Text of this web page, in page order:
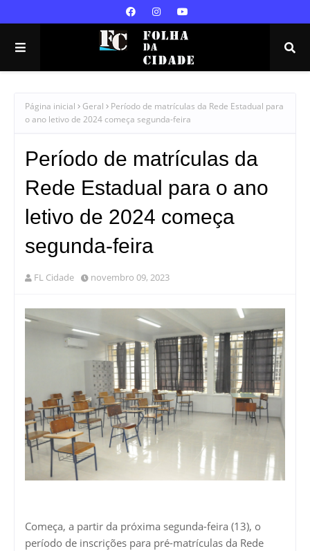
Página inicial Geral
Período de matrículas da Rede Estadual para
o ano letivo de 2024 começa segunda-feira
Período de matrículas da
Rede Estadual para o ano
letivo de 2024 começa
segunda-feira
FL Cidade novembro 09, 2023
Começa, a partir da próxima segunda-feira (13), o
período de inscrições para pré-matrículas da Rede